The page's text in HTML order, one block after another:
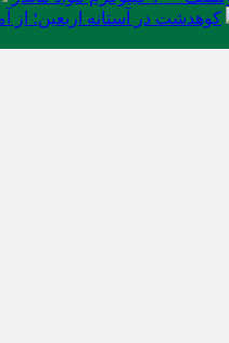
کوهدشت در آستانه اربعین؛ از